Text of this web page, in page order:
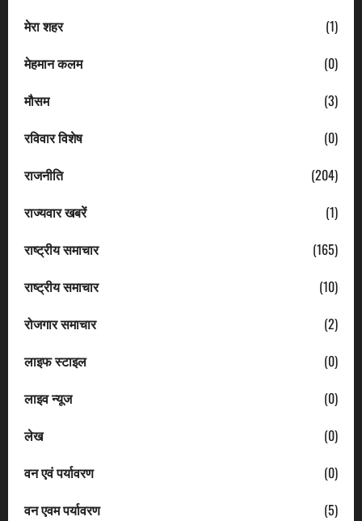
मेरा शहर
(1)
मेहमान कलम
(0)
मौसम
(3)
रविवार विशेष
(0)
राजनीति
(204)
राज्यवार खबरें
(1)
राष्ट्रीय समाचार
(165)
राष्ट्रीय समाचार
(10)
रोजगार समाचार
(2)
लाइफ स्टाइल
(0)
लाइव न्यूज
(0)
लेख
(0)
वन एवं पर्यावरण
(0)
वन एवम पर्यावरण
(5)